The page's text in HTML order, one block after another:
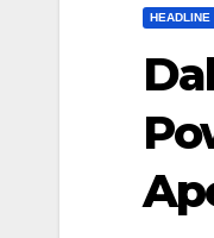
HEADLINE